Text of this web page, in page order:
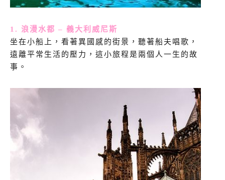
1. 浪漫水都 – 義大利威尼斯
坐在小船上，看著異國感的街景，聽著船夫唱歌，
遠離平常生活的壓力，這小旅程是兩個人一生的故
事。